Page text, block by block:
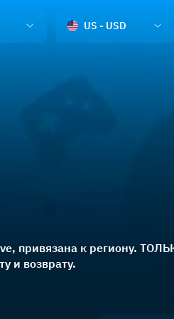
US - USD
привязана к региону.
и возврату.